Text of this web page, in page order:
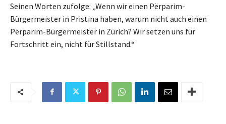
Seinen Worten zufolge: „Wenn wir einen Përparim-
Bürgermeister in Pristina haben, warum nicht auch einen
Përparim-Bürgermeister in Zürich? Wir setzen uns für
Fortschritt ein, nicht für Stillstand.“